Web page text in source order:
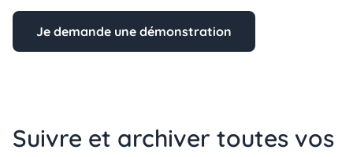
Je demande une démonstration
Suivre et archiver toutes vos